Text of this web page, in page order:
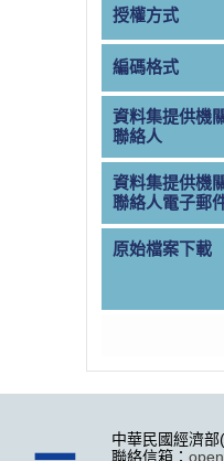
授權方式
編碼格式
資料集提供機
聯絡人
資料集提供機
聯絡人電子郵
原始檔案下載
中華民國經濟
聯絡信箱：